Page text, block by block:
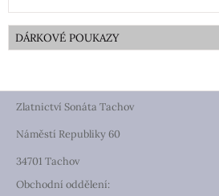
DÁRKOVÉ POUKAZY
Zlatnictví Sonáta Tachov
Náměstí Republiky 60
34701 Tachov
Obchodní oddělení: